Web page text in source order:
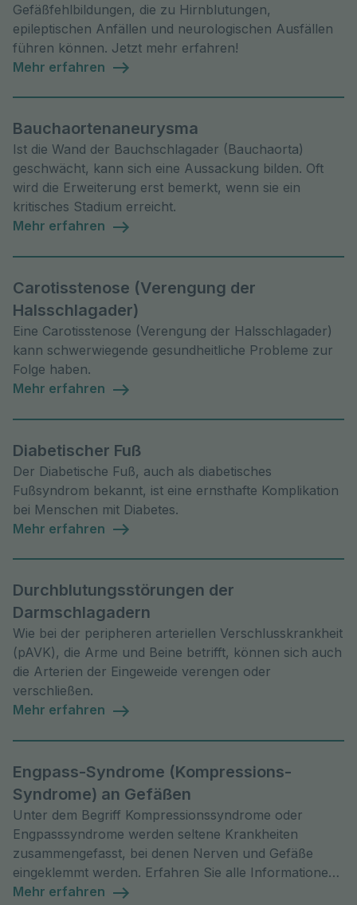
Gefäßfehlbildungen, die zu Hirnblutungen,
epileptischen Anfällen und neurologischen Ausfällen
führen können. Jetzt mehr erfahren!
Mehr erfahren
Bauchaortenaneurysma
Ist die Wand der Bauchschlagader (Bauchaorta)
geschwächt, kann sich eine Aussackung bilden. Oft
wird die Erweiterung erst bemerkt, wenn sie ein
kritisches Stadium erreicht.
Mehr erfahren
Carotisstenose (Verengung der
Halsschlagader)
Eine Carotisstenose (Verengung der Halsschlagader)
kann schwerwiegende gesundheitliche Probleme zur
Folge haben.
Mehr erfahren
Diabetischer Fuß
Der Diabetische Fuß, auch als diabetisches
Fußsyndrom bekannt, ist eine ernsthafte Komplikation
bei Menschen mit Diabetes.
Mehr erfahren
Durchblutungsstörungen der
Darmschlagadern
Wie bei der peripheren arteriellen Verschlusskrankheit
(pAVK), die Arme und Beine betrifft, können sich auch
die Arterien der Eingeweide verengen oder
verschließen.
Mehr erfahren
Engpass-Syndrome (Kompressions-
Syndrome) an Gefäßen
Unter dem Begriff Kompressionssyndrome oder
Engpasssyndrome werden seltene Krankheiten
zusammengefasst, bei denen Nerven und Gefäße
eingeklemmt werden. Erfahren Sie alle Informationen
zur Diagnose, zu Symptomen und zu
Mehr erfahren